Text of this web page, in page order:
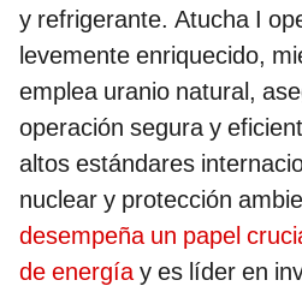
y refrigerante. Atucha I
levemente enriquecido,
emplea uranio natural,
operación segura y
altos estándares
nuclear y protección
desempeña un papel
de energíay es líder en